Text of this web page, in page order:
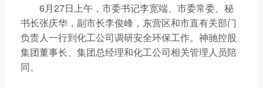
公司图片
员工风采
神驰报
6月27日上午，市委书记李宽端、市委常委、秘
书长张庆华，副市长李俊峰，东营区和市直有关部门
负责人一行到化工公司调研安全环保工作。神驰控股
集团董事长、集团总经理和化工公司相关管理人员陪
同。